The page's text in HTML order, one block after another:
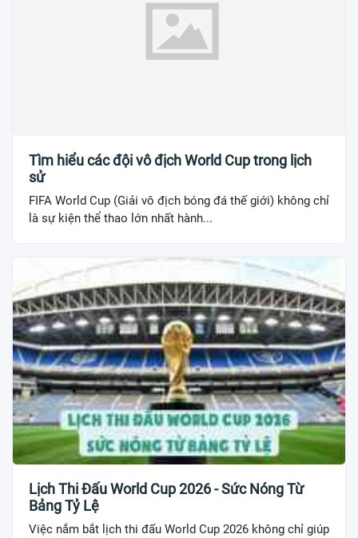
Tìm hiểu các đội vô địch World Cup trong lịch
sử
FIFA World Cup (Giải vô địch bóng đá thế giới) không chỉ
là sự kiện thể thao lớn nhất hành...
Lịch Thi Đấu World Cup 2026 - Sức Nóng Từ
Bảng Tỷ Lệ
Việc nắm bắt lịch thi đấu World Cup 2026 không chỉ giúp